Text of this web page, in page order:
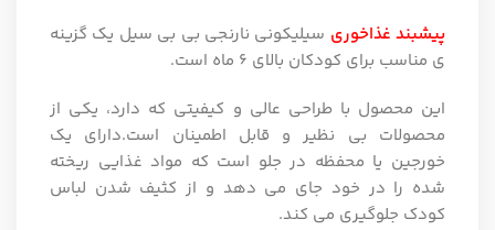
پیشبند غذاخوری سیلیکونی نارنجی بی بی سیل یک گزینه
ی مناسب برای کودکان بالای ۶ ماه است.
این محصول با طراحی عالی و کیفیتی که دارد، یکی از
محصولات بی نظیر و قابل اطمینان است.دارای یک
خورجین یا محفظه در جلو است که مواد غذایی ریخته
شده را در خود جای می دهد و از کثیف شدن لباس
کودک جلوگیری می کند.